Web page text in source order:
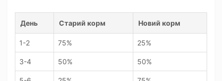
День Старий корм Новий корм
1-2 75% 25%
3-4 50% 50%